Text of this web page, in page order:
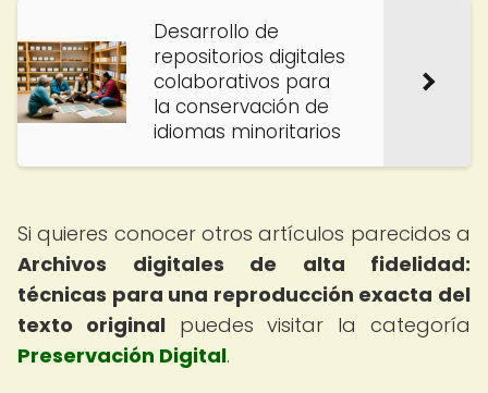
Desarrollo de
repositorios digitales
colaborativos para
la conservación de
idiomas minoritarios
Si quieres conocer otros artículos parecidos a
Archivos digitales de alta fidelidad:
técnicas para una reproducción exacta del
texto originalpuedes visitar la categoría
Preservación Digital.